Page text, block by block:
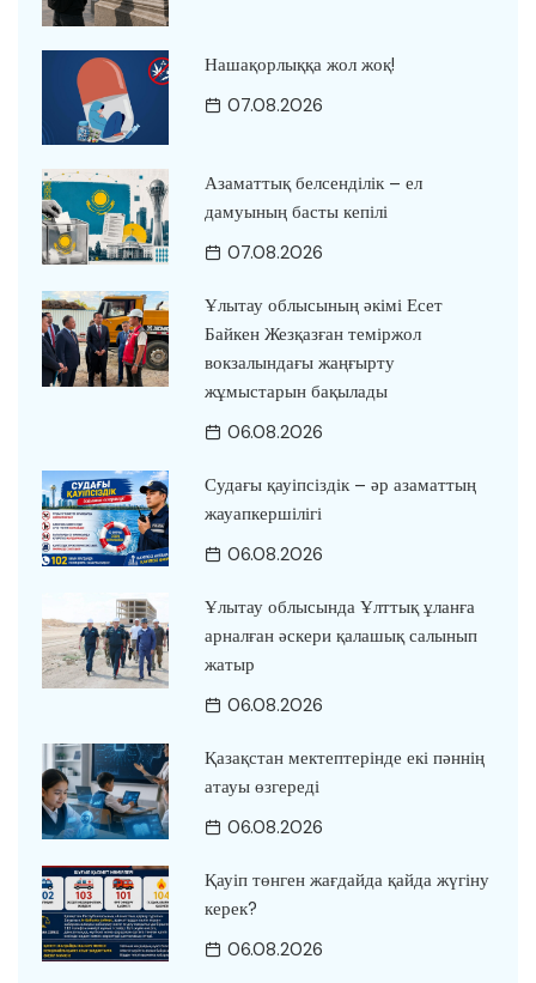
Нашақорлыққа жол жоқ!
07.08.2026
Азаматтық белсенділік – ел
дамуының басты кепілі
07.08.2026
Ұлытау облысының әкімі Есет
Байкен Жезқазған теміржол
вокзалындағы жаңғырту
жұмыстарын бақылады
06.08.2026
Судағы қауіпсіздік – әр азаматтың
жауапкершілігі
06.08.2026
Ұлытау облысында Ұлттық ұланға
арналған әскери қалашық салынып
жатыр
06.08.2026
Қазақстан мектептерінде екі пәннің
атауы өзгереді
06.08.2026
Қауіп төнген жағдайда қайда жүгіну
керек?
06.08.2026